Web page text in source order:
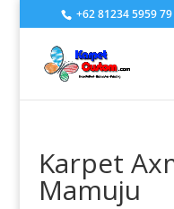
+62 81234 5959 79
Karpet
Mamuju